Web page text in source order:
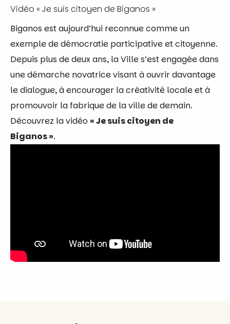
Vidéo « Je suis citoyen de Biganos »
Biganos est aujourd’hui reconnue comme un
exemple de démocratie participative et citoyenne.
Depuis plus de deux ans, la Ville s’est engagée dans
une démarche novatrice visant à ouvrir davantage
le dialogue, à encourager la créativité locale et à
promouvoir la fabrique de la ville de demain.
Découvrez la vidéo « Je suis citoyen de
Biganos ».